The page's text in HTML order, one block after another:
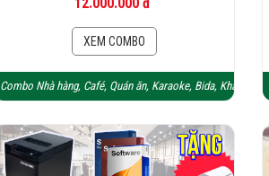
XEM COMBO
Combo Nhà hàng, Café, Quán ăn, Karaoke, Bida, Khách sạn